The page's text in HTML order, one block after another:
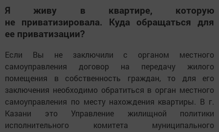
Я живу в квартире, которую
не приватизировала. Куда обращаться для
ее приватизации?
Если Вы не заключили с органом местного
самоуправления договор на передачу жилого
помещения в собственность граждан, то для его
заключения необходимо обратиться в орган местного
самоуправления по месту нахождения квартиры. В г.
Казани это Управление жилищной политики
исполнительного комитета муниципального